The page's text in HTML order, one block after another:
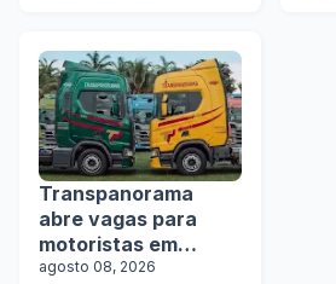
Transpanorama
abre vagas para
motoristas em
operação com
agosto 08, 2026